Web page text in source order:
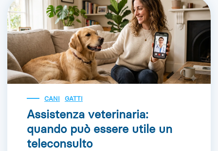
CANI GATTI
Assistenza veterinaria:
quando può essere utile un
teleconsulto